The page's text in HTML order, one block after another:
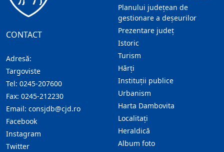
CONTACT
Adresă:
Targoviste
Tel: 0245-207600
Fax: 0245-212230
Email: consjdb@cjd.ro
Facebook
Instagram
Twitter
Planului județean de
gestionare a deșeurilor
Prezentare judeţ
Istoric
Turism
Hărţi
Instituţii publice
Urbanism
Harta Dambovita
Localitaţi
Heraldică
Album foto